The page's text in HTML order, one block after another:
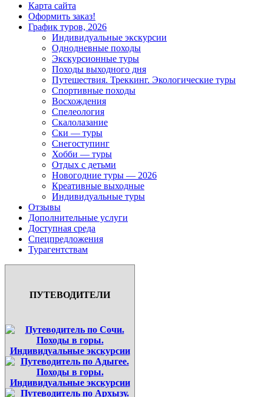
Карта сайта
Оформить заказ!
График туров, 2026
Индивидуальные экскурсии
Однодневные походы
Экскурсионные туры
Походы выходного дня
Путешествия. Треккинг. Экологические туры
Спортивные походы
Восхождения
Спелеология
Скалолазание
Ски — туры
Снегоступинг
Хобби — туры
Отдых с детьми
Новогодние туры — 2026
Креативные выходные
Индивидуальные туры
Отзывы
Дополнительные услуги
Доступная среда
Спецпредложения
Турагентствам
ПУТЕВОДИТЕЛИ